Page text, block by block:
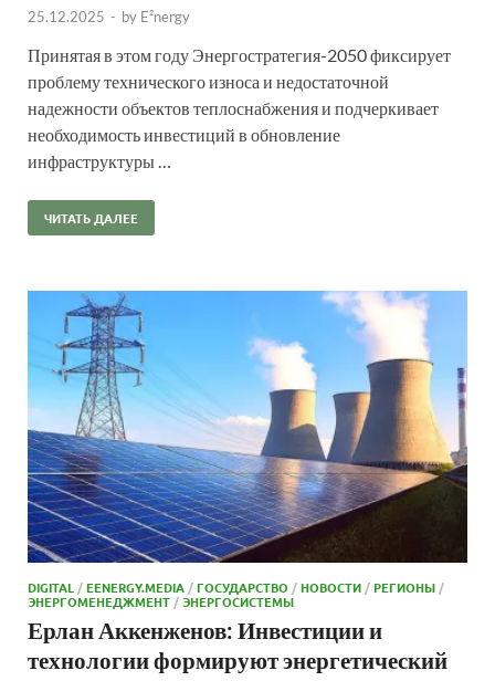
25.12.2025 - by E²nergy
Принятая в этом году Энергостратегия-2050 фиксирует
проблему технического износа и недостаточной
надежности объектов теплоснабжения и подчеркивает
необходимость инвестиций в обновление
инфраструктуры …
ЧИТАТЬ ДАЛЕЕ
DIGITAL /EENERGY.MEDIA /ГОСУДАРСТВО /НОВОСТИ /РЕГИОНЫ /
ЭНЕРГОМЕНЕДЖМЕНТ /ЭНЕРГОСИСТЕМЫ
Ерлан Аккенженов: Инвестиции и
технологии формируют энергетический